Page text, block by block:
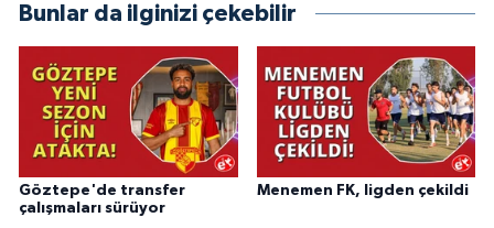
Bunlar da ilginizi çekebilir
Göztepe'de transfer
çalışmaları sürüyor
Menemen FK, ligden çekildi